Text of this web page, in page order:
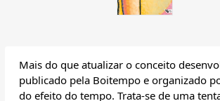
Mais do que atualizar o conceito
publicado pela Boitempo e organizado
do efeito do tempo. Trata-se de uma